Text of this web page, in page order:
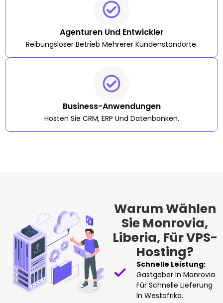
Agenturen Und Entwickler
Reibungsloser Betrieb Mehrerer Kundenstandorte.
Business-Anwendungen
Hosten Sie CRM, ERP Und Datenbanken.
Warum Wählen
Sie Monrovia,
Liberia, Für VPS-
Hosting?
Schnelle Leistung:
Gastgeber In Monrovia
Für Schnelle Lieferung
In Westafrika.